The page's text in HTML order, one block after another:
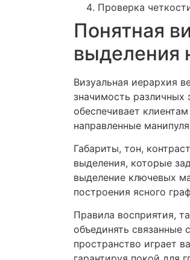
Проверка
Понятная
выделения
Визуальная иерархия
значимость различных
обеспечивает
направленные
Габариты, тон,
выделения, которые
выделение ключевых
построения ясного
Правила восприятия,
объединять
пространство играет